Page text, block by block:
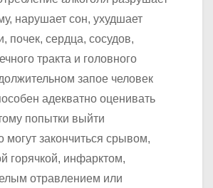
нарушает сон, ухудшает
почек, сердца, сосудов,
тракта и головного
запое человек
адекватно оценивать
попытки выйти
могут закончиться срывом,
горячкой, инфарктом,
отравлением или